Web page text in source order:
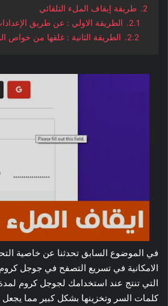
2.
طريقة إيقاف الملء التلقائي
2.1.
الطريقة الاولي : عن طريق
2.2.
الطريقة الثانية : غلقها من خواص
في الموضوع السابق تحدثنا عن خاصية
الامكانية في تسريع التصفح في جوجل
التي تنتج عند استخدامك لجوجل كروم
كلمات السر وتخزينها بشكل كبير مما